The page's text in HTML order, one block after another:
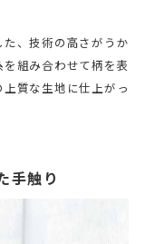
、技術の高さがうか
組み合わせて柄を表
質な生地に仕上がっ
手触り